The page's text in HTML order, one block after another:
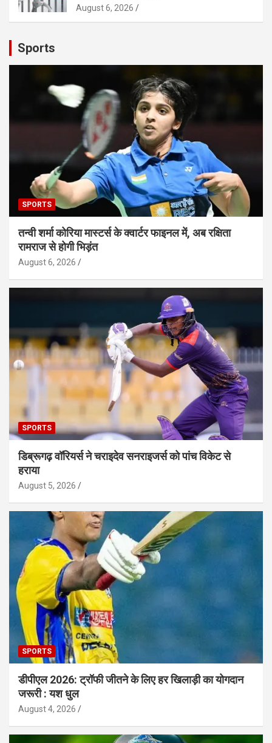
August 6, 2026
Sports
SPORTS
तन्वी शर्मा कोरिया मास्टर्स के क्वार्टर फाइनल में, अब रक्षिता
रामराज से होगी भिड़ंत
August 6, 2026
SPORTS
डिब्रूगढ़ वॉरियर्स ने चराइदेव सनराइजर्स को पांच विकेट से
हराया
August 5, 2026
SPORTS
डीपीएल 2026: ट्रॉफी जीतने के लिए हर खिलाड़ी का योगदान
जरूरी : यश धुल
August 4, 2026